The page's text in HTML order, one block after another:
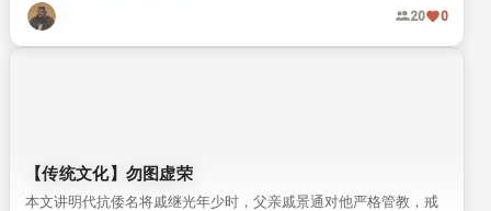
20 0
【传统文化】勿图虚荣
本文讲明代抗倭名将戚继光年少时，父亲戚景通对他严格管教，戒